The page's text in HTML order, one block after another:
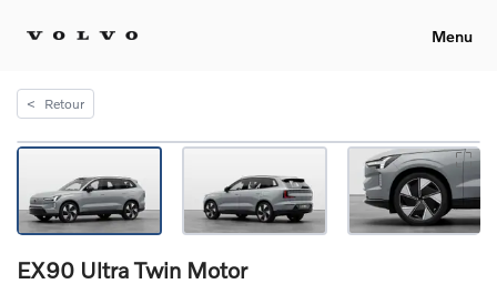
Menu
< Retour
EX90 Ultra Twin Motor